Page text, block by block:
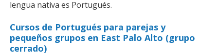
lengua nativa es Portugués.
Cursos de Portugués para parejas y
pequeños grupos en East Palo Alto (grupo
cerrado)